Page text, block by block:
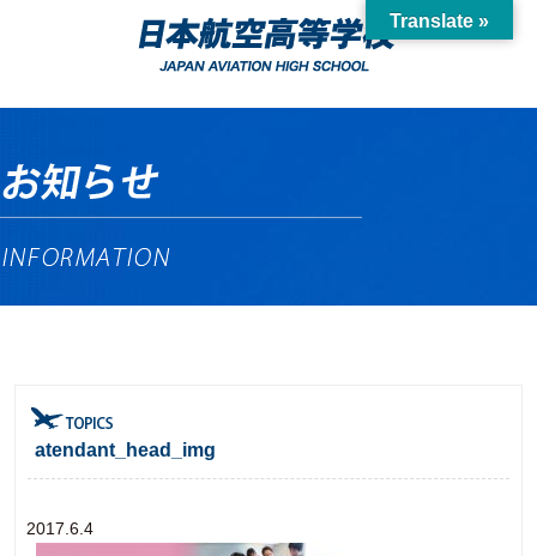
atendant_head_img
2017.6.4
Translate »